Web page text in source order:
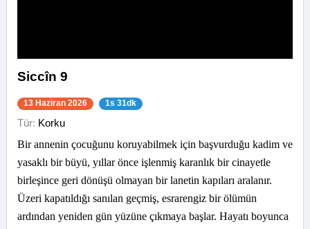
Siccîn 9
13 Haziran 2026 1s 31dk
Tür: Korku
Bir annenin çocuğunu koruyabilmek için başvurduğu kadim ve
yasaklı bir büyü, yıllar önce işlenmiş karanlık bir cinayetle
birleşince geri dönüşü olmayan bir lanetin kapıları aralanır.
Üzeri kapatıldığı sanılan geçmiş, esrarengiz bir ölümün
ardından yeniden gün yüzüne çıkmaya başlar. Hayatı boyunca